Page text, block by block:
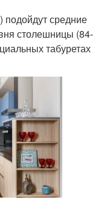
средние
столешницы (84-
табуретах